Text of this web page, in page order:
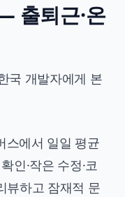
출퇴근·온
국 개발자에게 본
스에서 일일 평균
인·작은 수정·코
뷰하고 잠재적 문